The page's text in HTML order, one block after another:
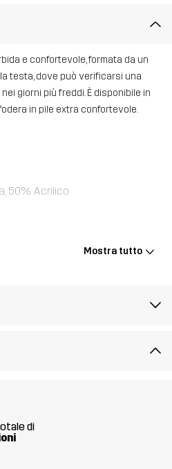
e confortevole, formata da un
testa, dove può verificarsi una
giorni più freddi. È disponibile in
in pile extra confortevole.
50% Acrilico
Mostra tutto
di